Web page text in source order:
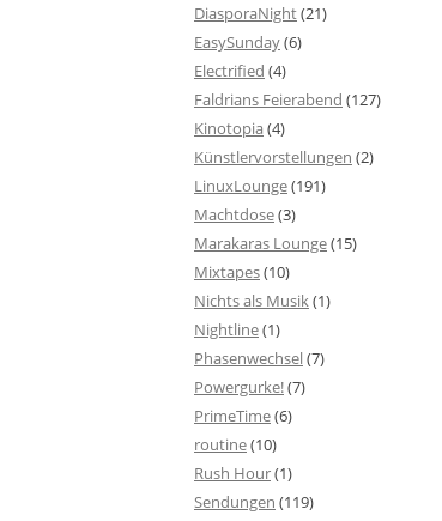
DiasporaNight(21)
EasySunday(6)
Electrified (4)
Faldrians Feierabend (127)
Kinotopia(4)
Künstlervorstellungen (2)
LinuxLounge(191)
Machtdose(3)
Marakaras Lounge(15)
Mixtapes(10)
Nichts als Musik(1)
Nightline(1)
Phasenwechsel(7)
Powergurke!(7)
PrimeTime(6)
routine(10)
Rush Hour(1)
Sendungen (119)